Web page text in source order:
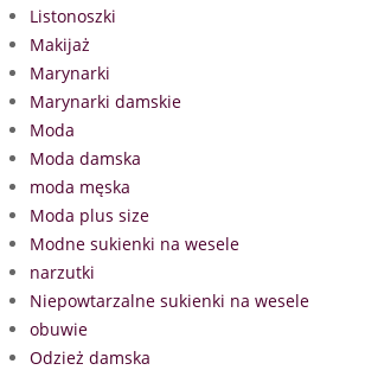
Listonoszki
Makijaż
Marynarki
Marynarki damskie
Moda
Moda damska
moda męska
Moda plus size
Modne sukienki na wesele
narzutki
Niepowtarzalne sukienki na wesele
obuwie
Odzież damska